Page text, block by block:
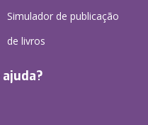
Simulador de publicação
de livros